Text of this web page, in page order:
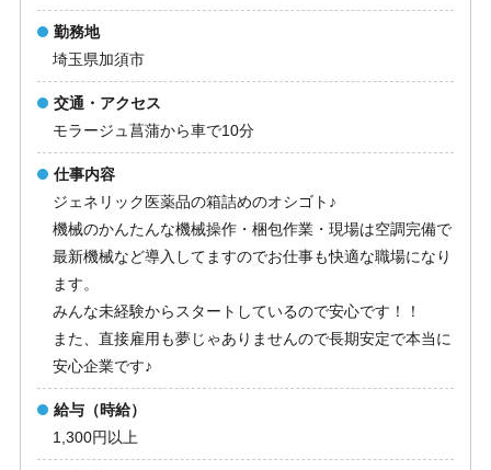
勤務地
埼玉県加須市
交通・アクセス
モラージュ菖蒲から車で10分
仕事内容
ジェネリック医薬品の箱詰めのオシゴト♪
機械のかんたんな機械操作・梱包作業・現場は空調完備で
最新機械など導入してますのでお仕事も快適な職場になり
ます。
みんな未経験からスタートしているので安心です！！
また、直接雇用も夢じゃありませんので長期安定で本当に
安心企業です♪
給与（時給）
1,300円以上